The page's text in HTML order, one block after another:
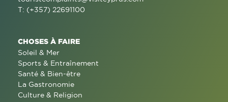
T: (+357) 22691100
CHOSES À FAIRE
Soleil & Mer
Sports & Entraînement
Santé & Bien-être
La Gastronomie
Culture & Religion